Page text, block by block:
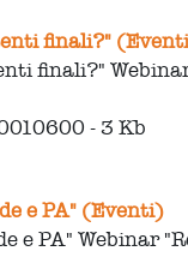
finali?"
finali?"
- 3 Kb
e PA" (Eventi)
e PA" Webinar